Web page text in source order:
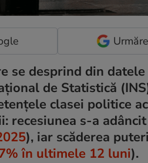
se desprind din
de Statistică
clasei politice
recesiunea s-a
), iar scăderea
în ultimele 12 luni).